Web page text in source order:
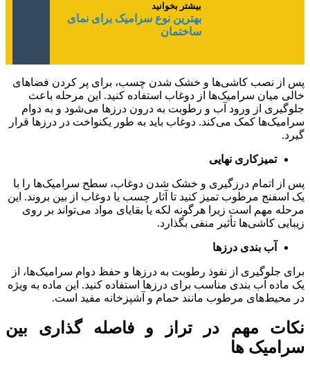
بیشتر بخوانید
بهترین نوع سرامیک برای نمای
ساختمان
پس از نصب کاشی‌ها و خشک شدن چسب، برای پر کردن فضاهای
خالی میان سرامیک‌ها از دوغاب استفاده کنید. این مرحله باعث
جلوگیری از ورود آب و رطوبت به درون درزها می‌شود و به دوام
سرامیک‌ها کمک می‌کند. دوغاب باید به‌ طور یکنواخت در درزها قرار
گیرد.
تمیزکاری نهایی
پس از اتمام درزگیری و خشک شدن دوغاب، سطح سرامیک‌ها را با
یک اسفنج مرطوب تمیز کنید تا آثار چسب یا دوغاب از بین بروند. این
مرحله مهم است زیرا هرگونه لکه یا بقایای مواد می‌تواند بر روی
زیبایی کاشی‌ها تأثیر منفی بگذارد.
آب‌ بندی درزها
برای جلوگیری از نفوذ رطوبت به درزها و حفظ دوام سرامیک‌ها، از
یک ماده آب‌ بندی مناسب برای درزها استفاده کنید. این ماده به‌ ویژه
در محیط‌های مرطوب مانند حمام و آشپزخانه مفید است.
نکات مهم در تراز و فاصله گذاری بین
سرامیک ها